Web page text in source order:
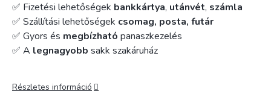
✅ Fizetési lehetőségek bankkártya, utánvét, számla
✅ Szállítási lehetőségek csomag, posta, futár
✅ Gyors és megbízható panaszkezelés
✅ A legnagyobb sakk szakáruház
Részletes információ